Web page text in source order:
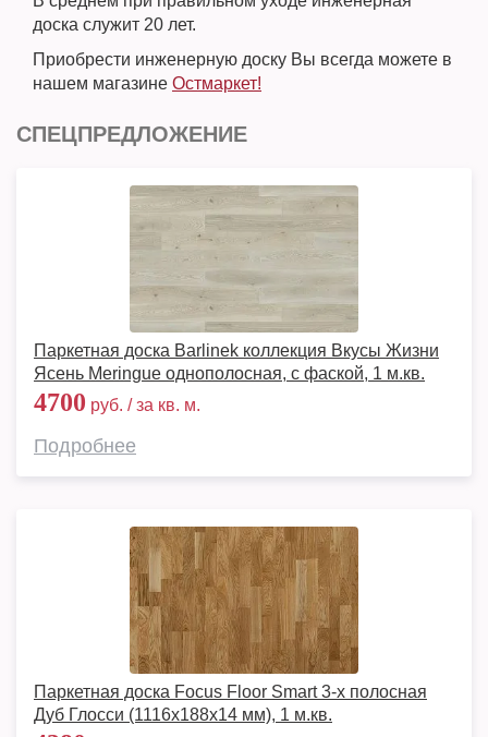
доска служит 20 лет.
Приобрести инженерную доску Вы всегда можете в
нашем магазине Остмаркет!
СПЕЦПРЕДЛОЖЕНИЕ
Паркетная доска Barlinek коллекция Вкусы Жизни
Ясень Meringue однополосная, с фаской, 1 м.кв.
4700 руб. / за кв. м.
Подробнее
Паркетная доска Focus Floor Smart 3-х полосная
Дуб Глосси (1116x188x14 мм), 1 м.кв.